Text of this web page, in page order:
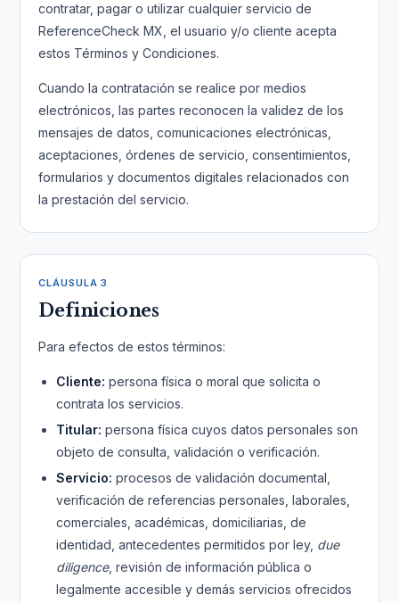
contratar, pagar o utilizar cualquier servicio de
ReferenceCheck MX, el usuario y/o cliente acepta
estos Términos y Condiciones.
Cuando la contratación se realice por medios
electrónicos, las partes reconocen la validez de los
mensajes de datos, comunicaciones electrónicas,
aceptaciones, órdenes de servicio, consentimientos,
formularios y documentos digitales relacionados con
la prestación del servicio.
CLÁUSULA 3
Definiciones
Para efectos de estos términos:
Cliente: persona física o moral que solicita o
contrata los servicios.
Titular: persona física cuyos datos personales son
objeto de consulta, validación o verificación.
Servicio: procesos de validación documental,
verificación de referencias personales, laborales,
comerciales, académicas, domiciliarias, de
identidad, antecedentes permitidos por ley, due
diligence, revisión de información pública o
legalmente accesible y demás servicios ofrecidos